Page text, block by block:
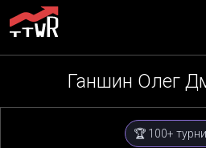
Ганшин Олег
🏆 100+